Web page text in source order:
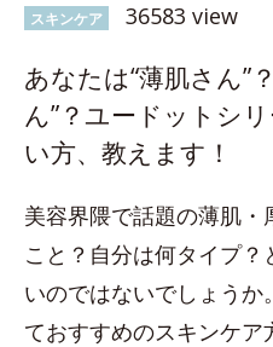
スキンケア 36583 view
あなたは“薄肌さん”
ん”？ユードットシ
い方、教えます！
美容界隈で話題の薄肌・
こと？自分は何タイプ
いのではないでしょう
ておすすめのスキンケ